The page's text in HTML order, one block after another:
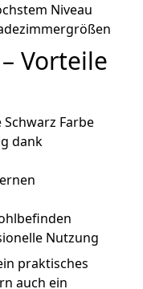
Niveau
Vorteile
Farbe
dank
Nutzung
praktisches
auch ein